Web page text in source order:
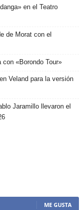
en el Teatro
de Morat con el
«Borondo Tour»
Veland para la versión
Jaramillo llevaron el
ME GUSTA